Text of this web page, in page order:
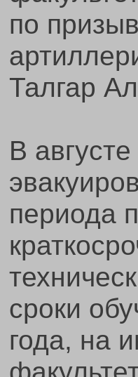
по
Талгар
В
периода
сроки
года, на